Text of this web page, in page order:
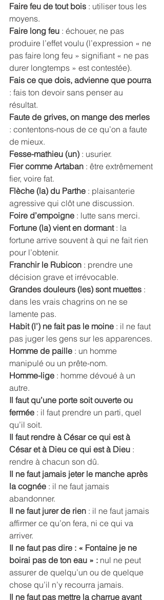
Faire feu de tout bois : utiliser tous les
moyens.
Faire long feu : échouer, ne pas
produire l’effet voulu (l’expression « ne
pas faire long feu » signifiant « ne pas
durer longtemps » est contestée).
Fais ce que dois, advienne que pourra
: fais ton devoir sans penser au
résultat.
Faute de grives, on mange des merles
: contentons-nous de ce qu’on a faute
de mieux.
Fesse-mathieu (un) : usurier.
Fier comme Artaban : être extrêmement
fier, voire fat.
Flèche (la) du Parthe : plaisanterie
agressive qui clôt une discussion.
Foire d’empoigne : lutte sans merci.
Fortune (la) vient en dormant : la
fortune arrive souvent à qui ne fait rien
pour l’obtenir.
Franchir le Rubicon : prendre une
décision grave et irrévocable.
Grandes douleurs (les) sont muettes :
dans les vrais chagrins on ne se
lamente pas.
Habit (l’) ne fait pas le moine : il ne faut
pas juger les gens sur les apparences.
Homme de paille : un homme
manipulé ou un prête-nom.
Homme-lige : homme dévoué à un
autre.
Il faut qu’une porte soit ouverte ou
fermée : il faut prendre un parti, quel
qu’il soit.
Il faut rendre à César ce qui est à
César et à Dieu ce qui est à Dieu :
rendre à chacun son dû.
Il ne faut jamais jeter le manche après
la cognée : il ne faut jamais
abandonner.
Il ne faut jurer de rien : il ne faut jamais
affirmer ce qu’on fera, ni ce qui va
arriver.
Il ne faut pas dire : « Fontaine je ne
boirai pas de ton eau » : nul ne peut
assurer de quelqu’un ou de quelque
chose qu’il n’y recourra jamais.
Il ne faut pas mettre la charrue avant